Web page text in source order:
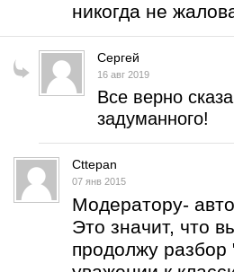
никогда не
Сергей
16 авг 2019
Все верно
задуманного!
Cttepan
07 янв 2015
Модератору-
Это значит, что
продолжу